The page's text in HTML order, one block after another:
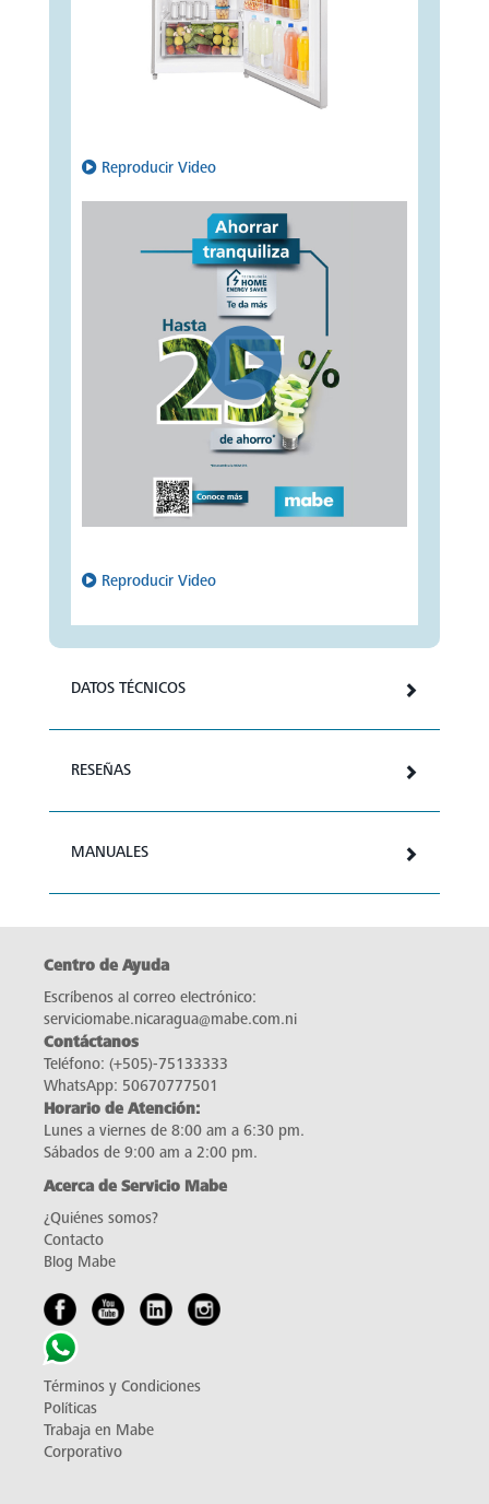
Reproducir Video
Reproducir Video
DATOS TÉCNICOS
RESEÑAS
MANUALES
Centro de Ayuda
Escríbenos al correo electrónico:
serviciomabe.nicaragua@mabe.com.ni
Contáctanos
Teléfono: (+505)-75133333
WhatsApp: 50670777501
Horario de Atención:
Lunes a viernes de 8:00 am a 6:30 pm.
Sábados de 9:00 am a 2:00 pm.
Acerca de Servicio Mabe
¿Quiénes somos?
Contacto
Blog Mabe
Términos y Condiciones
Políticas
Trabaja en Mabe
Corporativo